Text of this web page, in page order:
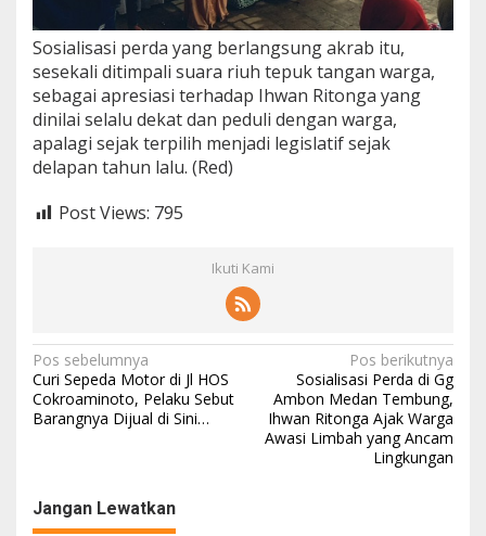
Sosialisasi perda yang berlangsung akrab itu,
sesekali ditimpali suara riuh tepuk tangan warga,
sebagai apresiasi terhadap Ihwan Ritonga yang
dinilai selalu dekat dan peduli dengan warga,
apalagi sejak terpilih menjadi legislatif sejak
delapan tahun lalu. (Red)
Post Views: 795
Ikuti Kami
N
a
v
a
Pos sebelumnya
Curi Sepeda Motor di Jl HOS
Cokroaminoto, Pelaku Sebut
Barangnya Dijual di Sini…
Pos berikutnya
Sosialisasi Perda di Gg
Ambon Medan Tembung,
Ihwan Ritonga Ajak Warga
Awasi Limbah yang Ancam
Lingkungan
Jangan Lewatkan